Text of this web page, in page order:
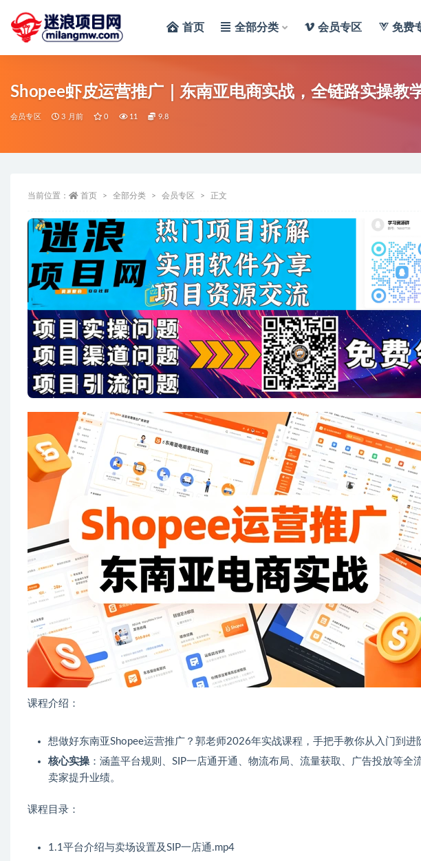
首页 全部分类 会员专区 免费
Shopee虾皮运营推广｜东南亚电商实战，全链路实操教
会员专区 3 月前 0 11 9.8
当前位置： 首页 全部分类 会员专区 正文
课程介绍：
想做好东南亚Shopee运营推广？郭老师2026年实战课程，手把手教你从入门到进
核心实操 ：涵盖平台规则、SIP一店通开通、物流布局、流量获取、广告投放等
卖家提升业绩。
课程目录：
1.1平台介绍与卖场设置及SIP一店通.mp4